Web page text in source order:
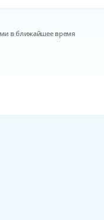
в ближайшее время